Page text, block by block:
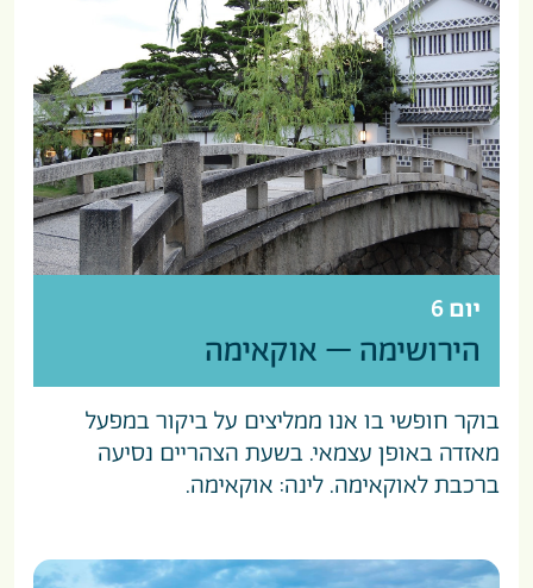
יום 6
הירושימה – אוקאימה
בוקר חופשי בו אנו ממליצים על ביקור במפעל
מאזדה באופן עצמאי. בשעת הצהריים נסיעה
ברכבת לאוקאימה. לינה: אוקאימה.